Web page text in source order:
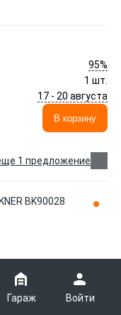
Гараж Войти
95%
1 шт.
17 - 20 августа
В корзину
1 предложение
BK90028
SCENIC
95%